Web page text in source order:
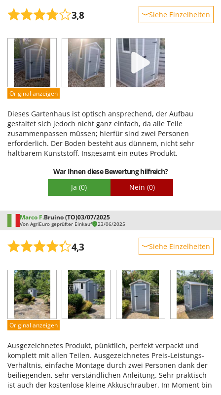
3,8 Siehe Einzelheiten
Leistung
Benutzerfreundlichkeit
Qualität / Preis
Schwierigkeitsgrad Zusammenbau
Original anzeigen
Dieses Gartenhaus ist optisch ansprechend, der Aufbau
gestaltet sich jedoch nicht ganz einfach, da alle Teile
zusammenpassen müssen; hierfür sind zwei Personen
erforderlich. Der Boden besteht aus dünnem, nicht sehr
haltbarem Kunststoff. Insgesamt ein gutes Produkt.
War Ihnen diese Bewertung hilfreich?
Ja (0) Nein (0)
Marco F.Bruino (TO)03/07/2025
Von AgriEuro geprüfter Einkauf 23/06/2025
4,3 Siehe Einzelheiten
Leistung
Benutzerfreundlichkeit
Qualität / Preis
Schwierigkeitsgrad Zusammenbau
Original anzeigen
Ausgezeichnetes Produkt, pünktlich, perfekt verpackt und
komplett mit allen Teilen. Ausgezeichnetes Preis-Leistungs-
Verhältnis, einfache Montage durch zwei Personen dank der
beiliegenden, sehr verständlichen Anleitung. Sehr praktisch
ist auch der kostenlose kleine Akkuschrauber. Im Moment bin